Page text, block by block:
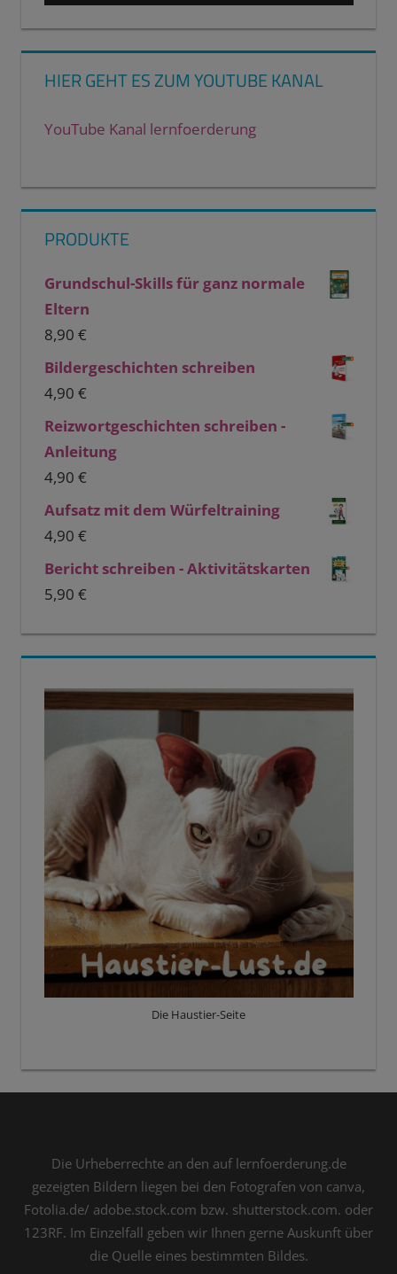
HIER GEHT ES ZUM YOUTUBE KANAL
YouTube Kanal lernfoerderung
PRODUKTE
Grundschul-Skills für ganz normale
Eltern
8,90 €
Bildergeschichten schreiben
4,90 €
Reizwortgeschichten schreiben -
Anleitung
4,90 €
Aufsatz mit dem Würfeltraining
4,90 €
Bericht schreiben - Aktivitätskarten
5,90 €
Die Haustier-Seite
Die Urheberrechte an den auf lernfoerderung.de
gezeigten Bildern liegen bei den Fotografen von canva,
Fotolia.de/ adobe.stock.com bzw. shutterstock.com. oder
123RF. Im Einzelfall geben wir Ihnen gerne Auskunft über
die Quelle eines bestimmten Bildes.